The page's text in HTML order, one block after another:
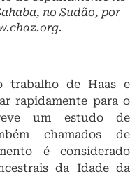
no Sudão, por
trabalho de Haas e
rapidamente para o
um estudo de
chamados de
é considerado
da Idade da